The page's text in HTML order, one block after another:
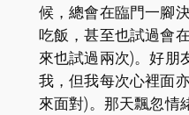
候，總會在臨門一腳
吃飯，甚至也試過會
來也試過兩次)。好朋
我，但我每次心裡面
來面對)。那天飄忽情